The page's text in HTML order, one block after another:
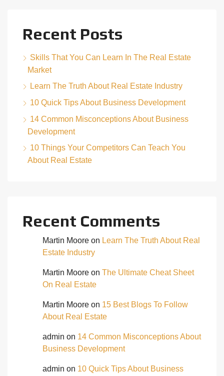
Recent Posts
Skills That You Can Learn In The Real Estate
Market
Learn The Truth About Real Estate Industry
10 Quick Tips About Business Development
14 Common Misconceptions About Business
Development
10 Things Your Competitors Can Teach You
About Real Estate
Recent Comments
Martin Moore on Learn The Truth About Real
Estate Industry
Martin Moore on The Ultimate Cheat Sheet
On Real Estate
Martin Moore on 15 Best Blogs To Follow
About Real Estate
admin on 14 Common Misconceptions About
Business Development
admin on 10 Quick Tips About Business